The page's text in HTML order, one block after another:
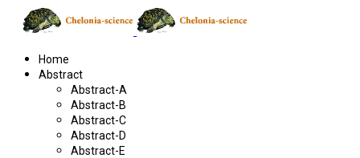
Home
Abstract
Abstract-A
Abstract-B
Abstract-C
Abstract-D
Abstract-E